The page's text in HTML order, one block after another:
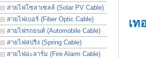
สายไฟโซลาเซลล์ (Solar PV Cable)
สายไฟเบอร์ (Fiber Optic Cable)
สายไฟรถยนต์ (Automobile Cable)
สายไฟสปริง (Spring Cable)
สายไฟอะลาร์ม (Fire Alarm Cable)
เท